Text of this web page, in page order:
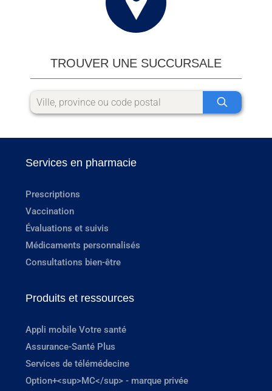
TROUVER UNE SUCCURSALE
Services en pharmacie
Prescriptions
Vaccination
Évaluations et suivis
Médicaments personnalisés
Consultations bien-être
Produits et ressources
Appli mobile Votre santé
Assurance-Santé Plus
Services de télémédecine
Option+<sup>MC</sup> - marque privée